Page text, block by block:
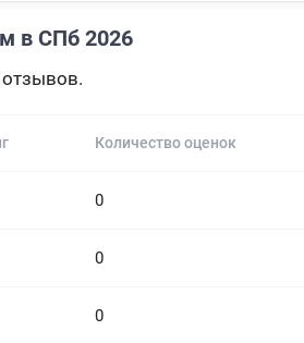
в СПб 2026
Количество оценок
0
0
0